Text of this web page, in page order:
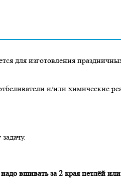
для изготовления
и/или химические
вшивать за 2 края петлёй